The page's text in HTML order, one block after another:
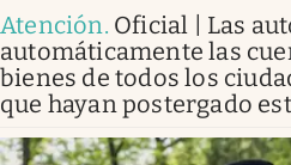
Atención. Oficial | Las
automáticamente las
bienes de todos los
que hayan postergado